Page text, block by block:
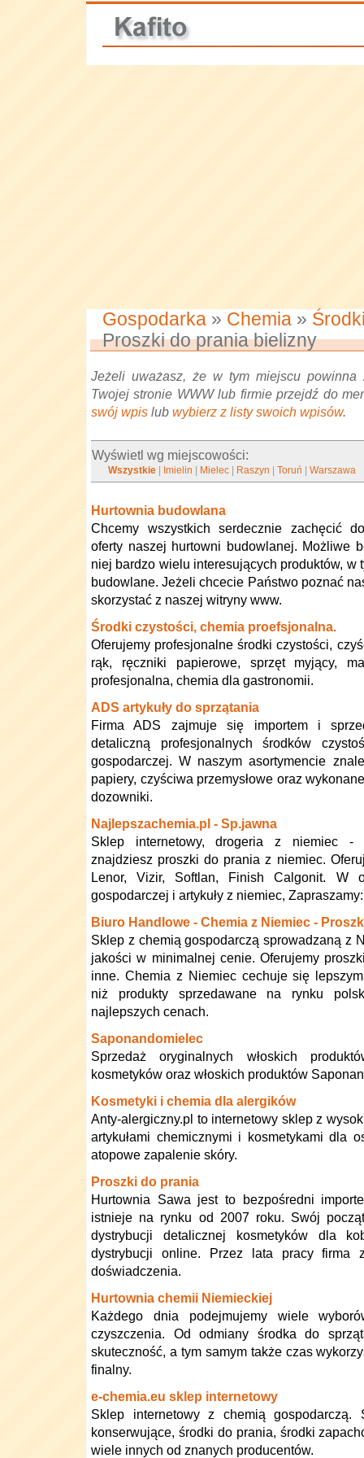
Gospodarka » Chemia »
Proszki do prania bielizny
Jeżeli uważasz, że w tym miejscu powinna
Twojej stronie WWW lub firmie przejdź do
swój wpis lub wybierz z listy swoich wpisów.
Wyświetl wg miejscowości:
Wszystkie Imielin Mielec Raszyn |Toruń |Warszawa
Hurtownia budowlana
Chcemy wszystkich serdecznie zachęcić
oferty naszej hurtowni budowlanej. Możliwe
niej bardzo wielu interesujących produktów, w
budowlane. Jeżeli chcecie Państwo poznać
skorzystać z naszej witryny www.
Środki czystości, chemia proefsjonalna.
Oferujemy profesjonalne środki czystości,
rąk, ręczniki papierowe, sprzęt myjący,
profesjonalna, chemia dla gastronomii.
ADS artykuły do sprzątania
Firma ADS zajmuje się importem i
detaliczną profesjonalnych środków
gospodarczej. W naszym asortymencie
papiery, czyściwa przemysłowe oraz
dozowniki.
Najlepszachemia.pl - Sp.jawna
Sklep internetowy, drogeria z niemiec -
znajdziesz proszki do prania z niemiec.
Lenor, Vizir, Softlan, Finish Calgonit. W
gospodarczej i artykuły z niemiec,
Biuro Handlowe - Chemia z Niemiec -
Sklep z chemią gospodarczą sprowadzaną z
jakości w minimalnej cenie. Oferujemy
inne. Chemia z Niemiec cechuje się
niż produkty sprzedawane na rynku
najlepszych cenach.
Saponandomielec
Sprzedaż oryginalnych włoskich
kosmetyków oraz włoskich produktów
Kosmetyki i chemia dla alergików
Anty-alergiczny.pl to internetowy sklep z
artykułami chemicznymi i kosmetykami dla
atopowe zapalenie skóry.
Proszki do prania
Hurtownia Sawa jest to bezpośredni
istnieje na rynku od 2007 roku. Swój
dystrybucji detalicznej kosmetyków dla
dystrybucji online. Przez lata pracy firma
doświadczenia.
Hurtownia chemii Niemieckiej
Każdego dnia podejmujemy wiele
czyszczenia. Od odmiany środka do
skuteczność, a tym samym także czas
finalny.
e-chemia.eu sklep internetowy
Sklep internetowy z chemią gospodarczą.
konserwujące, środki do prania, środki
wiele innych od znanych producentów.